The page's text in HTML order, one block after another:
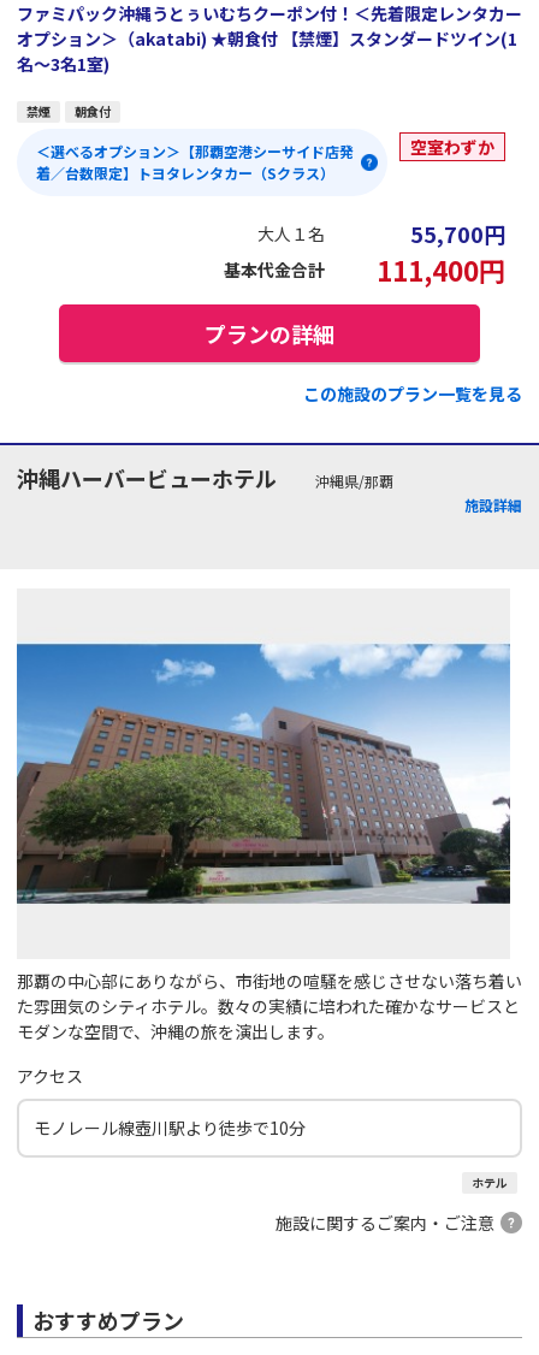
ファミパック沖縄うとぅいむちクーポン付！＜先着限定レンタカー
オプション＞（akatabi) ★朝食付 【禁煙】スタンダードツイン(1
名～3名1室)
禁煙 朝食付
＜選べるオプション＞【那覇空港シーサイド店発
着／台数限定】トヨタレンタカー（Sクラス）
空室わずか
大人１名 55,700円
基本代金合計 111,400円
プランの詳細
この施設のプラン一覧を見る
沖縄ハーバービューホテル
沖縄県/那覇
施設詳細
那覇の中心部にありながら、市街地の喧騒を感じさせない落ち着い
た雰囲気のシティホテル。数々の実績に培われた確かなサービスと
モダンな空間で、沖縄の旅を演出します。
アクセス
モノレール線壺川駅より徒歩で10分
ホテル
施設に関するご案内・ご注意
おすすめプラン